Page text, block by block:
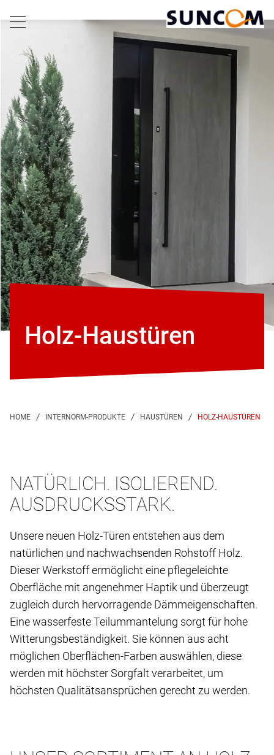
Holz-Haustüren
HOLZ-HAUSTÜREN
NATÜRLICH. ISOLIEREND.
AUSDRUCKSSTARK.
Unsere neuen Holz-Türen entstehen aus dem
natürlichen und nachwachsenden Rohstoff Holz.
Dieser Werkstoff ermöglicht eine pflegeleichte
Oberfläche mit angenehmer Haptik und überzeugt
zugleich durch hervorragende Dämmeigenschaften.
Eine wasserfeste Teilummantelung sorgt für hohe
Witterungsbeständigkeit. Sie können aus acht
möglichen Oberflächen-Farben auswählen, diese
werden mit höchster Sorgfalt verarbeitet, um
höchsten Qualitätsansprüchen gerecht zu werden.